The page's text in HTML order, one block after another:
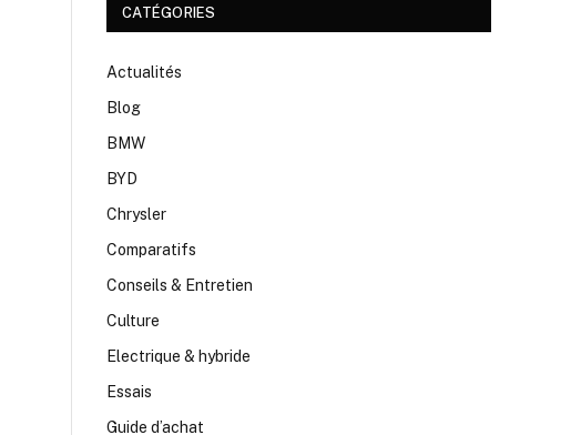
CATÉGORIES
Actualités
Blog
BMW
BYD
Chrysler
Comparatifs
Conseils & Entretien
Culture
Electrique & hybride
Essais
Guide d’achat